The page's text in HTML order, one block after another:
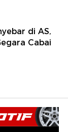
di AS,
Cabai